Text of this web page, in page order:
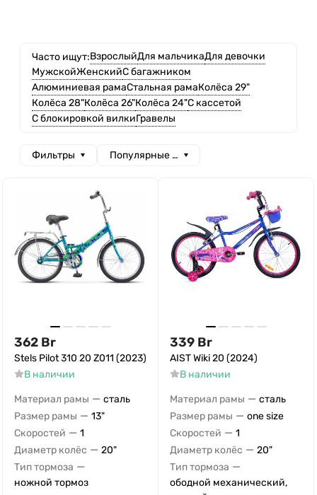
Часто ищут:ВзрослыйДля мальчикаДля девочки
МужскойЖенскийС багажником
Алюминиевая рамаСтальная рамаКолёса 29"
Колёса 28"Колёса 26"Колёса 24"С кассетой
С блокировкой вилкиГравелы
Фильтры Популярные сначала
362 Br
Stels Pilot 310 20 Z011 (2023)
В наличии
Материал рамы — сталь
Размер рамы — 13"
Скоростей — 1
Диаметр колёс — 20"
Тип тормоза —
ножной тормоз
339 Br
AIST Wiki 20 (2024)
В наличии
Материал рамы — сталь
Размер рамы — one size
Скоростей — 1
Диаметр колёс — 20"
Тип тормоза —
ободной механический,